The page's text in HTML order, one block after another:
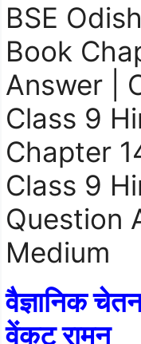
BSE
Book
Answer |
Class 9
Chapter
Class 9
Question
Medium
वैज्ञानिक
वेंकट रामन